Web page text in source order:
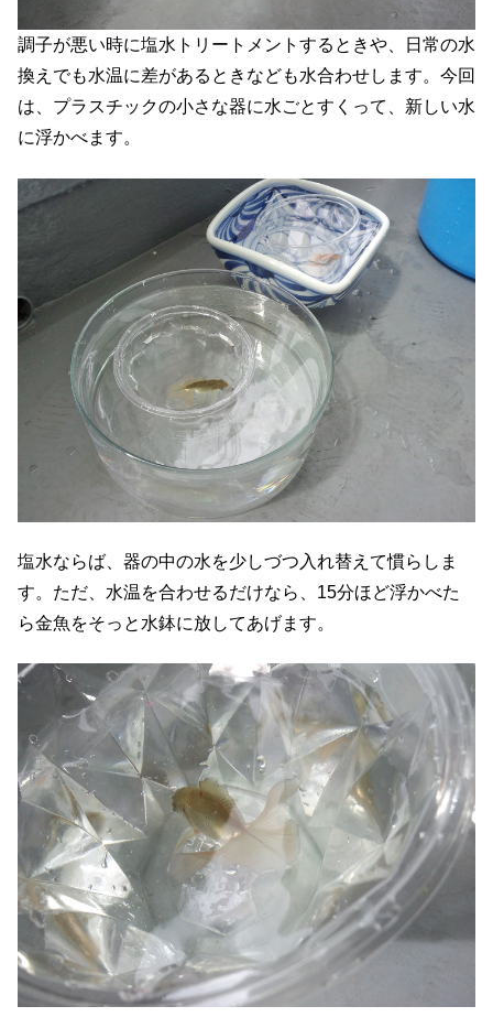
調子が悪い時に塩水トリートメントするときや、日常の水
換えでも水温に差があるときなども水合わせします。今回
は、プラスチックの小さな器に水ごとすくって、新しい水
に浮かべます。
塩水ならば、器の中の水を少しづつ入れ替えて慣らしま
す。ただ、水温を合わせるだけなら、15分ほど浮かべた
ら金魚をそっと水鉢に放してあげます。